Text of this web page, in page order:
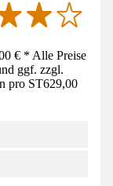
€ * Alle Preise
ggf. zzgl.
pro ST629,00